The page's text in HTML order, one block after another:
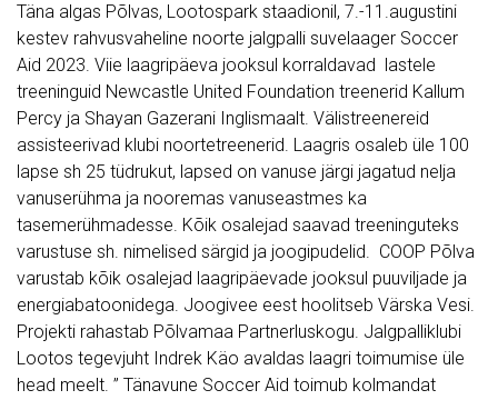
Täna algas Põlvas, Lootospark staadionil, 7.-11.augustini
kestev rahvusvaheline noorte jalgpalli suvelaager Soccer
Aid 2023. Viie laagripäeva jooksul korraldavad lastele
treeninguid Newcastle United Foundation treenerid Kallum
Percy ja Shayan Gazerani Inglismaalt. Välistreenereid
assisteerivad klubi noortetreenerid. Laagris osaleb üle 100
lapse sh 25 tüdrukut, lapsed on vanuse järgi jagatud nelja
vanuserühma ja nooremas vanuseastmes ka
tasemerühmadesse. Kõik osalejad saavad treeninguteks
varustuse sh. nimelised särgid ja joogipudelid. COOP Põlva
varustab kõik osalejad laagripäevade jooksul puuviljade ja
energiabatoonidega. Joogivee eest hoolitseb Värska Vesi.
Projekti rahastab Põlvamaa Partnerluskogu. Jalgpalliklubi
Lootos tegevjuht Indrek Käo avaldas laagri toimumise üle
head meelt. ” Tänavune Soccer Aid toimub kolmandat